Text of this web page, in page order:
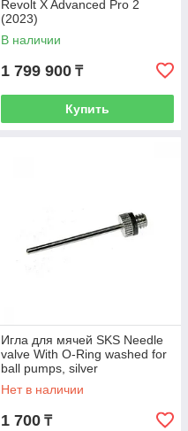
Revolt X Advanced Pro 2
(2023)
В наличии
1 799 900 ₸
Купить
Игла для мячей SKS Needle
valve With O-Ring washed for
ball pumps, silver
Нет в наличии
1 700 ₸